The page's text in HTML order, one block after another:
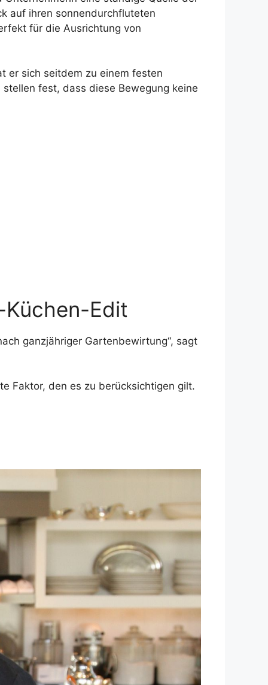
auf ihren sonnendurchfluteten
für die Ausrichtung von
er sich seitdem zu einem festen
fest, dass diese Bewegung keine
Edit
ganzjähriger Gartenbewirtung“, sagt
Faktor, den es zu berücksichtigen gilt.